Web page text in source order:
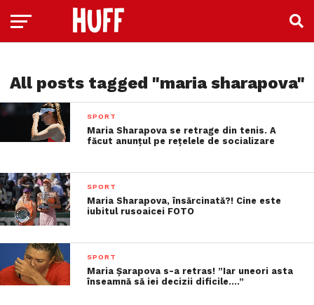
All posts tagged "maria sharapova"
SPORT
Maria Sharapova se retrage din tenis. A
făcut anunțul pe rețelele de socializare
SPORT
Maria Sharapova, însărcinată?! Cine este
iubitul rusoaicei FOTO
SPORT
Maria Şarapova s-a retras! ”Iar uneori asta
înseamnă să iei decizii dificile….”